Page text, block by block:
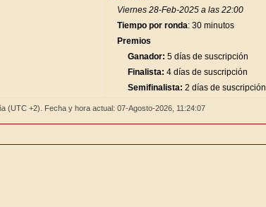
Viernes 28-Feb-2025 a las 22:00
Tiempo por ronda: 30 minutos
Premios
Ganador: 5 días de suscripción
Finalista: 4 días de suscripción
Semifinalista: 2 días de suscripción
(UTC +2). Fecha y hora actual: 07-Agosto-2026, 11:24:08